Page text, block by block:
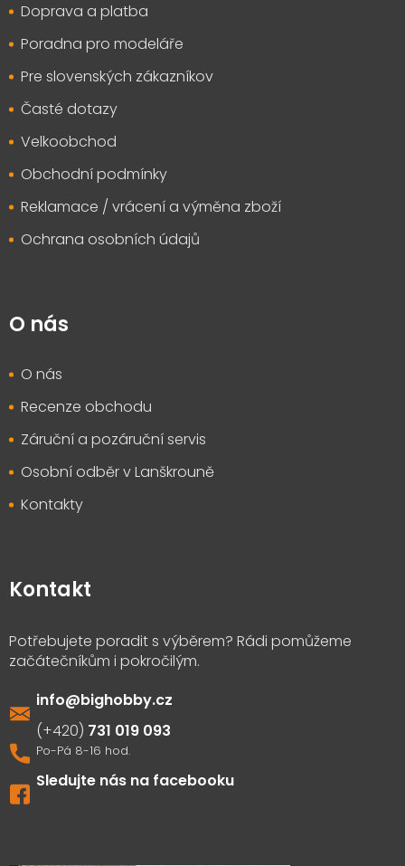
Doprava a platba
Poradna pro modeláře
Pre slovenských zákazníkov
Časté dotazy
Velkoobchod
Obchodní podmínky
Reklamace / vrácení a výměna zboží
Ochrana osobních údajů
O nás
O nás
Recenze obchodu
Záruční a pozáruční servis
Osobní odběr v Lanškrouně
Kontakty
Kontakt
info@bighobby.cz
731 019 093
Sledujte nás na facebooku